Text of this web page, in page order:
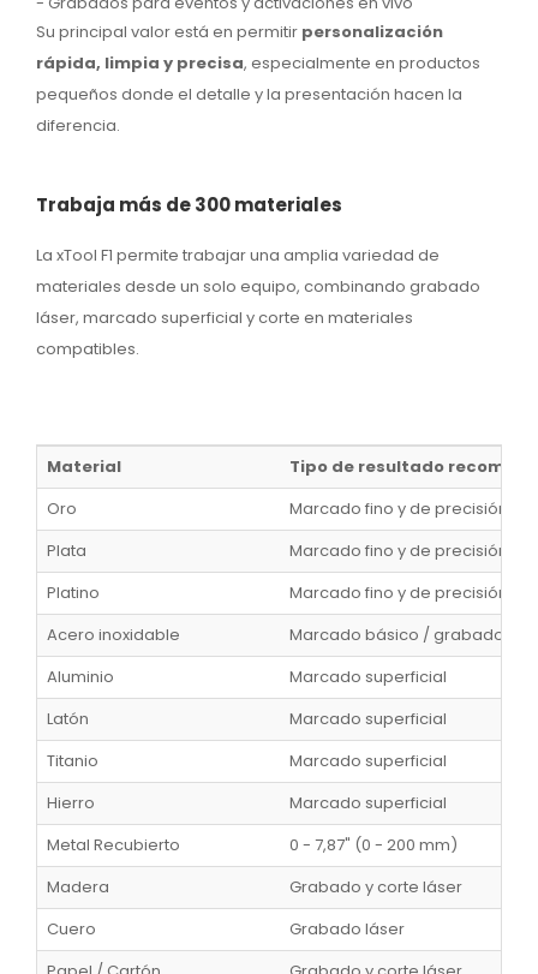
Su principal valor está en permitir personalización
rápida, limpia y precisa, especialmente en productos
pequeños donde el detalle y la presentación hacen la
diferencia.
Trabaja más de 300 materiales
La xTool F1 permite trabajar una amplia variedad de
materiales desde un solo equipo, combinando grabado
láser, marcado superficial y corte en materiales
compatibles.
Material
Tipo de resultado
Oro
Marcado fino y de precisión
Plata
Marcado fino y de precisión
Platino
Marcado fino y de precisión
Acero inoxidable
Marcado básico / grabado
Aluminio
Marcado superficial
Latón
Marcado superficial
Titanio
Marcado superficial
Hierro
Marcado superficial
Metal Recubierto
0 - 7,87" (0 - 200 mm)
Madera
Grabado y corte láser
Cuero
Grabado láser